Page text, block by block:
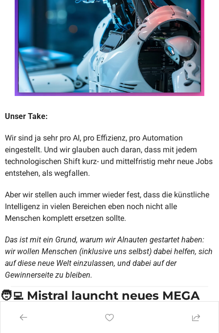
Unser Take:
Wir sind ja sehr pro AI, pro Effizienz, pro Automation
eingestellt. Und wir glauben auch daran, dass mit jedem
technologischen Shift kurz- und mittelfristig mehr neue Jobs
entstehen, als wegfallen.
Aber wir stellen auch immer wieder fest, dass die künstliche
Intelligenz in vielen Bereichen eben noch nicht alle
Menschen komplett ersetzen sollte.
Das ist mit ein Grund, warum wir AInauten gestartet haben:
wir wollen Menschen (inklusive uns selbst) dabei helfen, sich
auf diese neue Welt einzulassen, und dabei auf der
Gewinnerseite zu bleiben.
🧑‍💻 Mistral launcht neues MEGA
Model und bringt Chat-App